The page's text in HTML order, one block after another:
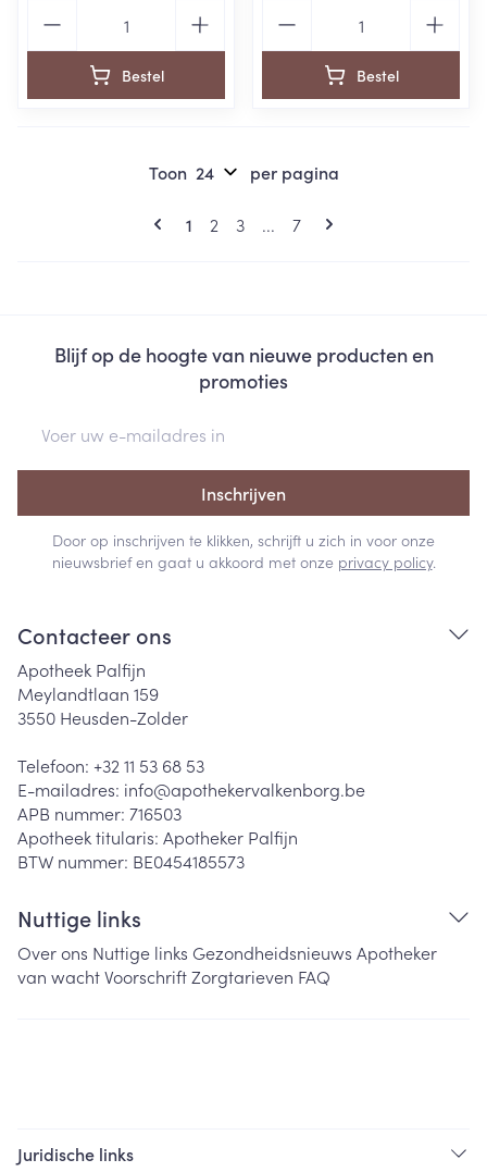
Bestel Bestel
Pagina's
U lees momenteel pagina
1 Pagina
2 Pagina
3 ... Pagina
7
Toon per pagina
Blijf op de hoogte van nieuwe producten en
promoties
Inschrijven
Door op inschrijven te klikken, schrijft u zich in voor onze
nieuwsbrief en gaat u akkoord met onze privacy policy.
Contacteer ons
Apotheek Palfijn
Meylandtlaan 159
3550 Heusden-Zolder
Telefoon: +32 11 53 68 53
E-mailadres: info@apothekervalkenborg.be
APB nummer: 716503
Apotheek titularis: Apotheker Palfijn
BTW nummer: BE0454185573
Nuttige links
Over ons Nuttige links Gezondheidsnieuws Apotheker
van wachtVoorschriftZorgtarieven FAQ
Juridische links